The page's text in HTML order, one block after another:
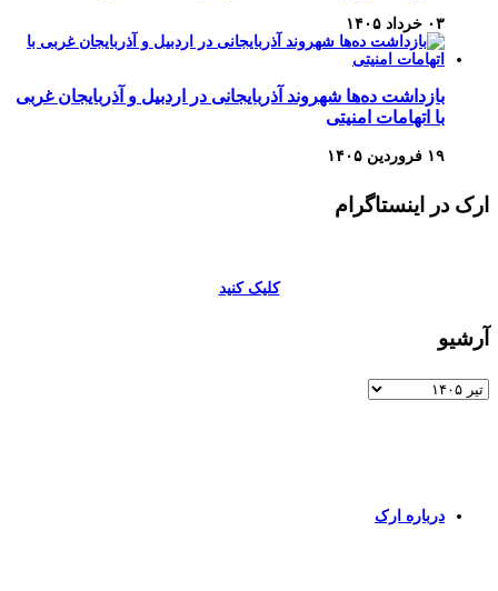
۰۳ خرداد ۱۴۰۵
بازداشت ده‌ها شهروند آذربایجانی در اردبیل و آذربایجان غربی
با اتهامات امنیتی
۱۹ فروردین ۱۴۰۵
ارک در اینستاگرام
کلیک کنید
آرشیو
آرشیو
درباره ارک